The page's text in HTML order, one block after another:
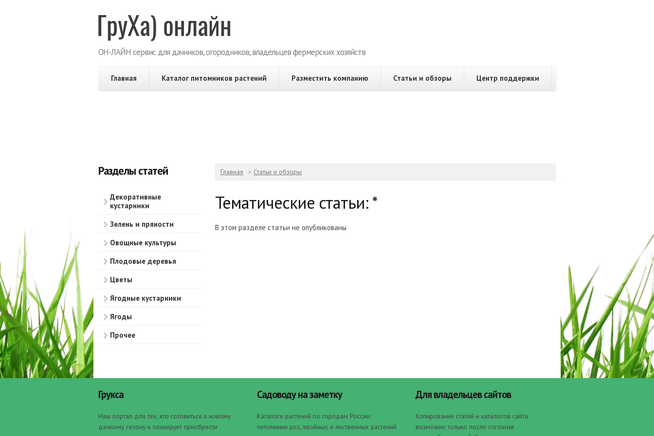
ГруХа
ОН-ЛАЙН сервис для дачников, огородников, владельцев фермерских хозяйств
Главная Каталог питомников растений Разместить компанию Статьи и обзоры Центр поддержки
Разделы статей
Декоративные
кустарники
Зелень и пряности
Овощные культуры
Плодовые деревья
Цветы
Ягодные кустарники
Ягоды
Прочее
Вы здесь
Главная » Статьи и обзоры
Тематические статьи: *
В этом разделе статьи не опубликованы
Грукса
Наш портал для тех, кто готовиться к новому
дачному сезону и планирует приобрести
Садоводу на заметку
Каталоги растений по городам России:
питомники роз, хвойных и лиственных растений
Для владельцев сайтов
Копирование статей и каталогов сайта
возможно только после согласия